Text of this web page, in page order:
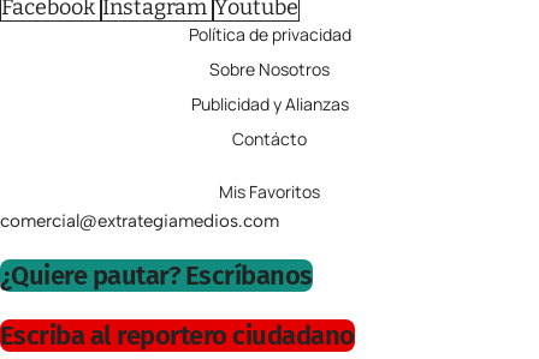
Facebook Instagram Youtube
Política de privacidad
Sobre Nosotros
Publicidad y Alianzas
Contácto
Mis Favoritos
comercial@extrategiamedios.com
¿Quiere pautar? Escríbanos
Escriba al reportero ciudadano